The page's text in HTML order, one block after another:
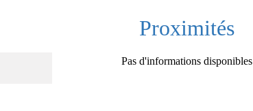
Proximités
Pas d'informations disponibles